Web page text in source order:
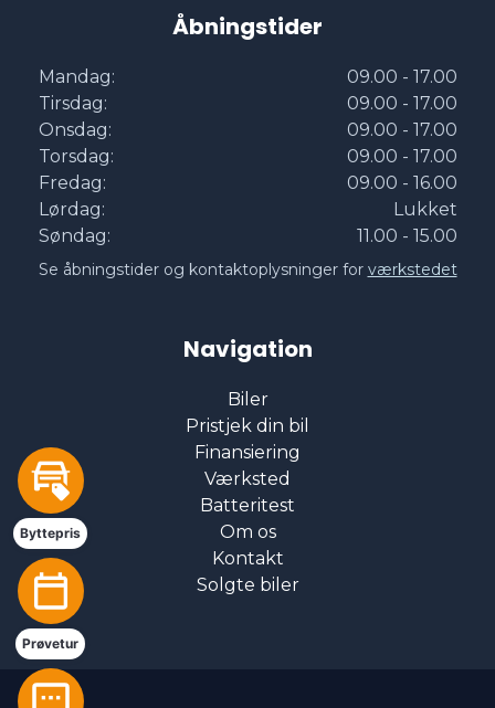
Elektrisk bagagerum
Elektrisk parkeringsbremse
Elektriske komfortsæder
Fjernbetjent centrallås
Fuld LED forlygter
Fuldautomatisk klimaanlæg
Glastag
Head-Up Display
Åbningstider
Mandag:
09.00 - 17.00
Tirsdag:
09.00 - 17.00
Onsdag:
09.00 - 17.00
Torsdag:
09.00 - 17.00
Fredag:
09.00 - 16.00
Lørdag:
Lukket
Søndag:
11.00 - 15.00
Se åbningstider og kontaktoplysninger for værkstedet
Navigation
Biler
Pristjek din bil
Finansiering
Værksted
Batteritest
Om os
Kontakt
Solgte biler
Byttepris
Prøvetur